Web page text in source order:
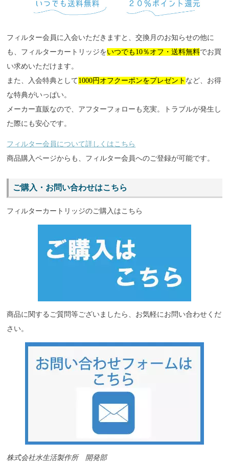
フィルター会員に入会いただきますと、交換月のお知らせの他に
も、フィルターカートリッジをいつでも10％オフ・送料無料でお買
い求めいただけます。
また、入会特典として 1000円オフクーポンをプレゼント など、お得
な特典がいっぱい。
メーカー直販なので、アフターフォローも充実。トラブルが発生し
た際にも安心です。
フィルター会員について詳しくはこちら
商品購入ページからも、フィルター会員へのご登録が可能です。
ご購入・お問い合わせはこちら
フィルターカートリッジのご購入はこちら
商品に関するご質問等ございましたら、お気軽にお問い合わせくだ
さい。
株式会社水生活製作所 開発部